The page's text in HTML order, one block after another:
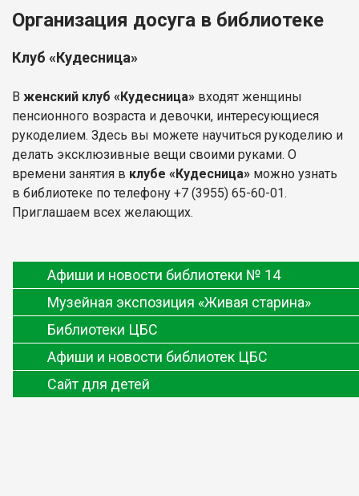
Организация досуга в библиотеке
Клуб «Кудесница»
В женский клуб «Кудесница» входят женщины
пенсионного возраста и девочки, интересующиеся
рукоделием. Здесь вы можете научиться рукоделию и
делать эксклюзивные вещи своими руками. О
времени занятия в клубе «Кудесница» можно узнать
в библиотеке по телефону +7 (3955) 65-60-01.
Приглашаем всех желающих.
Афиши и новости библиотеки № 14
Музейная экспозиция «Живая старина»
Библиотеки ЦБС
Афиши и новости библиотек ЦБС
Сайт для детей